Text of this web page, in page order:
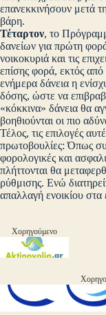
επανεκκινήσουν μετά
βάρη.
Τέταρτον, το
δανείων για πρώτη
νοικοκυριά και τις
επίσης φορά, εκτός
ενήμερα δάνεια η
δόσης, ώστε να
«κόκκινα» δάνεια θα
βοηθιούνται οι πιο
Τέλος, τις επιλογές
πρωτοβουλίες: Όπως
φορολογικές και
πλήττονται θα
ρύθμισης. Ενώ
απαλλαγή ενοικίου στα
Χορηγούμενο